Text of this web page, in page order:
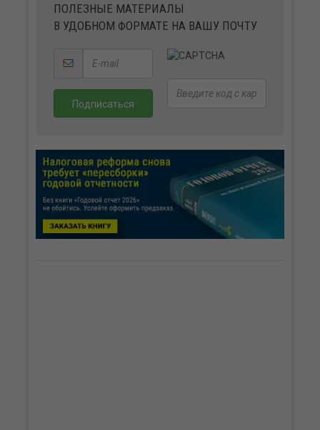
ПОЛЕЗНЫЕ МАТЕРИАЛЫ
В УДОБНОМ ФОРМАТЕ НА ВАШУ ПОЧТУ